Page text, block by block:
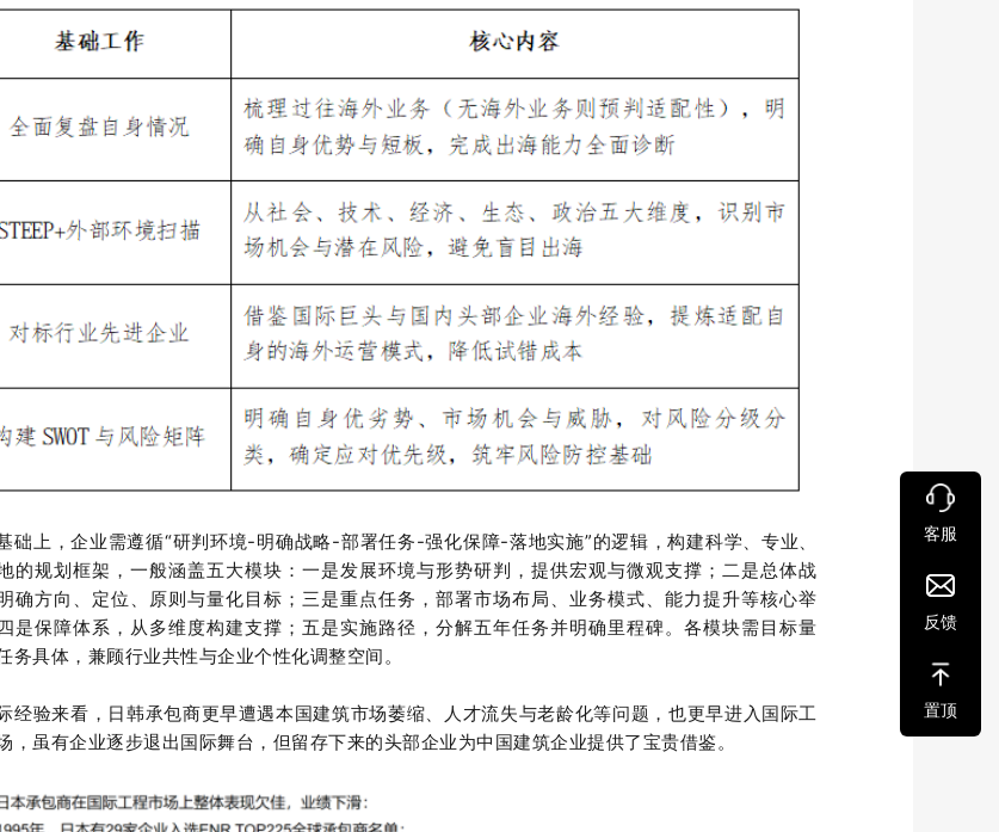
础上，企业需遵循“研判环境-明确战略-部署任务-强化保障-落地实施”的逻辑，构建科学、专业、
的规划框架，一般涵盖五大模块：一是发展环境与形势研判，提供宏观与微观支撑；二是总体战
确方向、定位、原则与量化目标；三是重点任务，部署市场布局、业务模式、能力提升等核心举
是保障体系，从多维度构建支撑；五是实施路径，分解五年任务并明确里程碑。各模块需目标量
务具体，兼顾行业共性与企业个性化调整空间。
经验来看，日韩承包商更早遭遇本国建筑市场萎缩、人才流失与老龄化等问题，也更早进入国际工
，虽有企业逐步退出国际舞台，但留存下来的头部企业为中国建筑企业提供了宝贵借鉴。
客服
反馈
置顶